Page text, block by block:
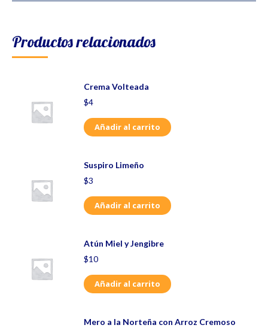
Productos relacionados
Crema Volteada
$4
Añadir al carrito
Suspiro Limeño
$3
Añadir al carrito
Atún Miel y Jengibre
$10
Añadir al carrito
Mero a la Norteña con Arroz Cremoso